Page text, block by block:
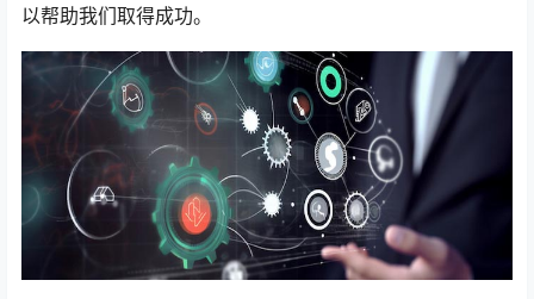
以帮助我们取得成功。